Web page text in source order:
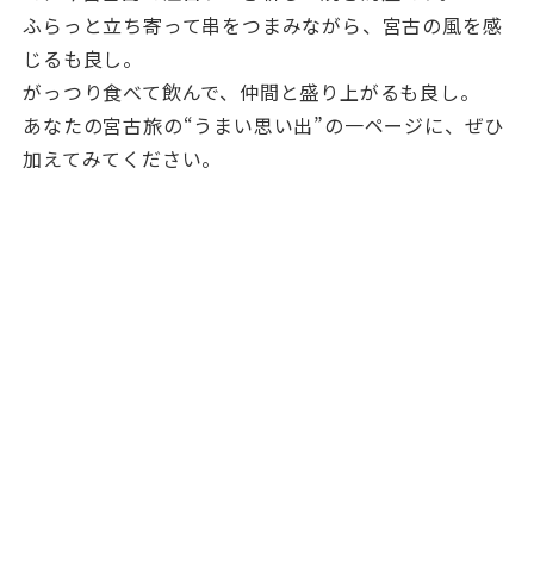
ふらっと立ち寄って串をつまみながら、宮古の風を感
じるも良し。
がっつり食べて飲んで、仲間と盛り上がるも良し。
あなたの宮古旅の“うまい思い出”の一ページに、ぜひ
加えてみてください。